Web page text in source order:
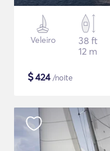
Veleiro
38 ft
12 m
$424/noite